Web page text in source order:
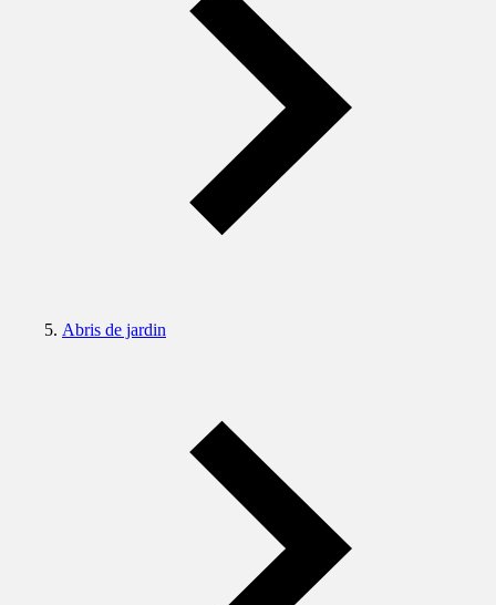
Abris de jardin